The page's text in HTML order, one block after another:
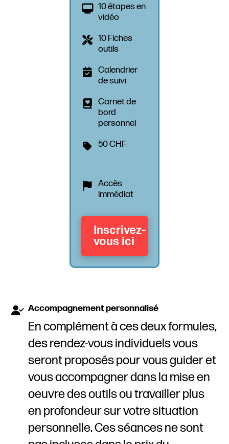
10 étapes en
vidéo
10 Fiches
outils
Calendrier
de suivi
Carnet de
bord
personnel
50 CHF
Accès
immédiat
Inscrivez-
vous ici
Accompagnement personnalisé
En complément à ces deux formules,
des rendez-vous individuels vous
seront proposés pour vous guider et
vous accompagner dans la mise en
oeuvre des outils ou travailler plus
en profondeur sur votre situation
personnelle. Ces séances ne sont